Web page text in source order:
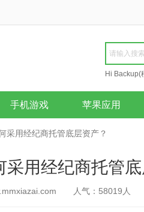
Hi Backup(
Repair
手机游戏 苹果应用
采用经纪商托管底层资产？
用经纪商托管底
人气： 58019 人